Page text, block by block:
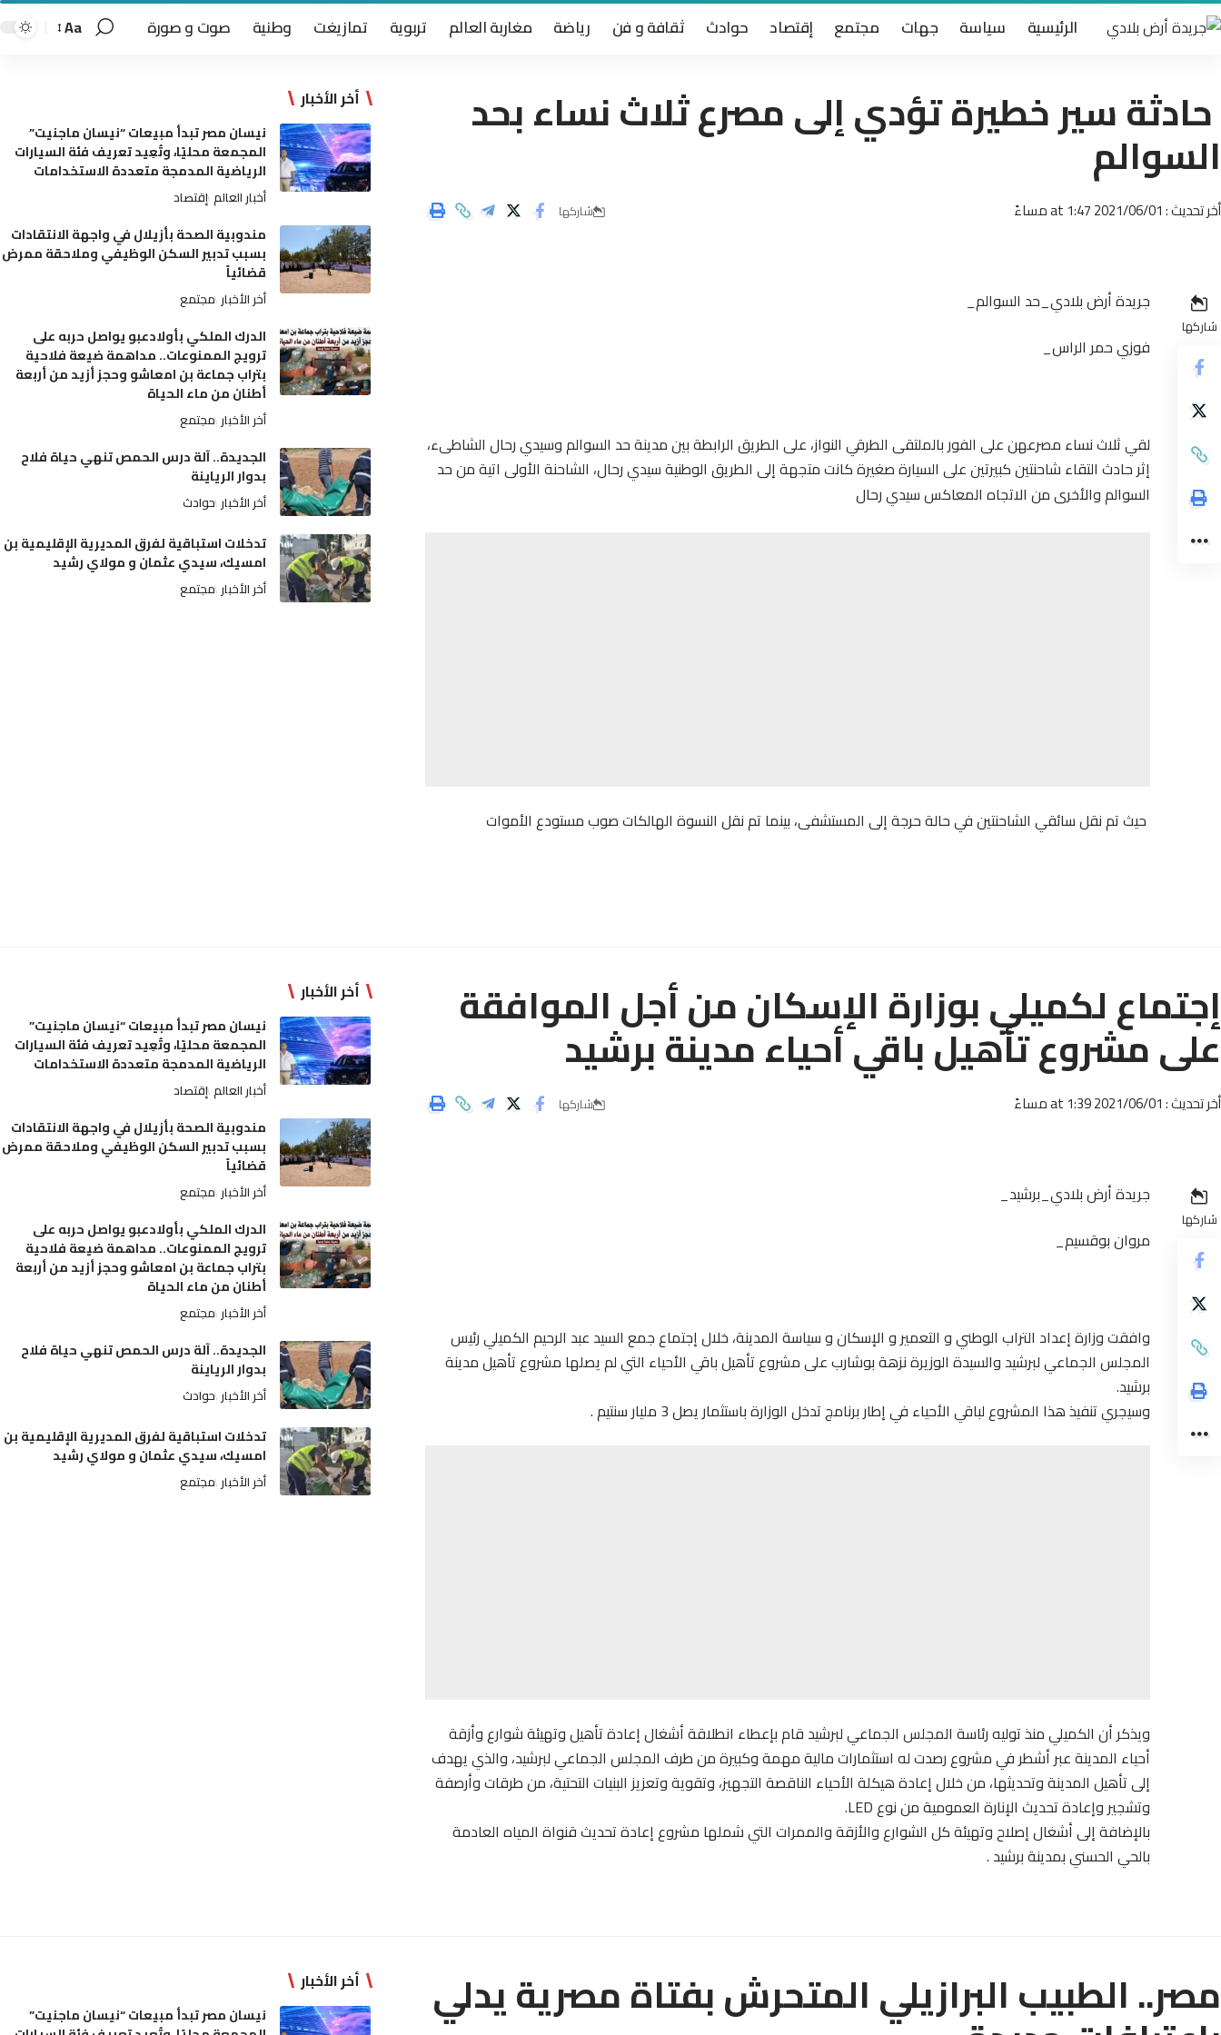
الرئيسية سياسة جهات مجتمع إقتصاد حوادث ثقافة و فن رياضة مغاربة العالم تربوية تمازيغت وطنية صوت و صورة Aa
حادثة سير خطيرة تؤدي إلى مصرع ثلاث نساء بحد
السوالم
أخر تحديث : 2021/06/01 at 1:47 مساءً شاركها
شاركها
جريدة أرض بلادي_حد السوالم_
فوزي حمر الراس_
لقي ثلاث نساء مصرعهن على الفور بالملتقى الطرقي النواز، على الطريق الرابطة بين مدينة حد السوالم وسيدي رحال الشاطىء،
إثر حادث التقاء شاحنتين كبيرتين على السيارة صغيرة كانت متجهة إلى الطريق الوطنية سيدي رحال، الشاحنة الأولى اتية من حد
السوالم والأخرى من الاتجاه المعاكس سيدي رحال
حيث تم نقل سائقي الشاحنتين في حالة حرجة إلى المستشفى، بينما تم نقل النسوة الهالكات صوب مستودع الأموات
أخر الأخبار
نيسان مصر تبدأ مبيعات “نيسان ماجنيت”
المجمعة محليًا، وتُعِيد تعريف فئة السيارات
الرياضية المدمجة متعددة الاستخدامات
أخبار العالم إقتصاد
مندوبية الصحة بأزيلال في واجهة الانتقادات
بسبب تدبير السكن الوظيفي وملاحقة ممرض
قضائياً
أخر الأخبار مجتمع
الدرك الملكي بأولادعبو يواصل حربه على
ترويج الممنوعات.. مداهمة ضيعة فلاحية
بتراب جماعة بن امعاشو وحجز أزيد من أربعة
أطنان من ماء الحياة
أخر الأخبار مجتمع
الجديدة.. آلة درس الحمص تنهي حياة فلاح
بدوار الرياينة
أخر الأخبار حوادث
تدخلات استباقية لفرق المديرية الإقليمية بن
امسيك، سيدي عثمان و مولاي رشيد
أخر الأخبار مجتمع
إجتماع لكميلي بوزارة الإسكان من أجل الموافقة
على مشروع تأهيل باقي أحياء مدينة برشيد
أخر تحديث : 2021/06/01 at 1:39 مساءً شاركها
شاركها
جريدة أرض بلادي_برشيد_
مروان بوقسيم_
وافقت وزارة إعداد التراب الوطني و التعمير و الإسكان و سياسة المدينة، خلال إجتماع جمع السيد عبد الرحيم الكميلي رئيس
المجلس الجماعي لبرشيد والسيدة الوزيرة نزهة بوشارب على مشروع تأهيل باقي الأحياء التي لم يصلها مشروع تأهيل مدينة
برشيد.
وسيجري تنفيذ هذا المشروع لباقي الأحياء في إطار برنامج تدخل الوزارة باستثمار يصل 3 مليار سنتيم .
ويذكر أن الكميلي منذ توليه رئاسة المجلس الجماعي لبرشيد قام بإعطاء انطلاقة أشغال إعادة تأهيل وتهيئة شوارع وأزقة
أحياء المدينة عبر أشطر في مشروع رصدت له استثمارات مالية مهمة وكبيرة من طرف المجلس الجماعي لبرشيد، والذي يهدف
إلى تأهيل المدينة وتحديثها، من خلال إعادة هيكلة الأحياء الناقصة التجهيز، وتقوية وتعزيز البنيات التحتية، من طرقات وأرصفة
وتشجير وإعادة تحديث الإنارة العمومية من نوع LED.
بالإضافة إلى أشغال إصلاح وتهيئة كل الشوارع والأزقة والممرات التي شملها مشروع إعادة تحديث قنواة المياه العادمة
بالحي الحسني بمدينة برشيد .
أخر الأخبار
نيسان مصر تبدأ مبيعات “نيسان ماجنيت”
المجمعة محليًا، وتُعِيد تعريف فئة السيارات
الرياضية المدمجة متعددة الاستخدامات
أخبار العالم إقتصاد
مندوبية الصحة بأزيلال في واجهة الانتقادات
بسبب تدبير السكن الوظيفي وملاحقة ممرض
قضائياً
أخر الأخبار مجتمع
الدرك الملكي بأولادعبو يواصل حربه على
ترويج الممنوعات.. مداهمة ضيعة فلاحية
بتراب جماعة بن امعاشو وحجز أزيد من أربعة
أطنان من ماء الحياة
أخر الأخبار مجتمع
الجديدة.. آلة درس الحمص تنهي حياة فلاح
بدوار الرياينة
أخر الأخبار حوادث
تدخلات استباقية لفرق المديرية الإقليمية بن
امسيك، سيدي عثمان و مولاي رشيد
أخر الأخبار مجتمع
مصر.. الطبيب البرازيلي المتحرش بفتاة مصرية يدلي أخر الأخبار
نيسان مصر تبدأ مبيعات “نيسان ماجنيت”